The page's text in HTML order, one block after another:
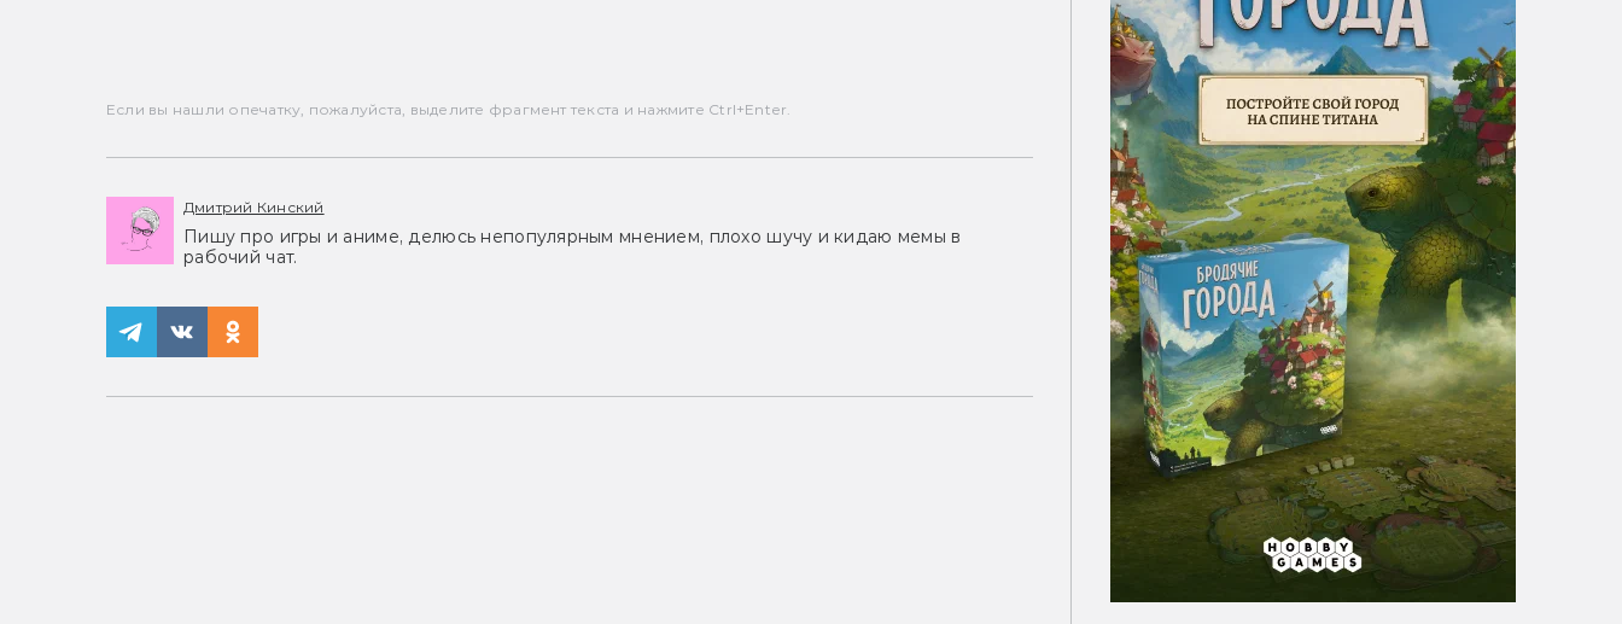
Если вы нашли опечатку, пожалуйста, выделите фрагмент текста и нажмите Ctrl+Enter.
Дмитрий Кинский
Пишу про игры и аниме, делюсь непопулярным мнением, плохо шучу и кидаю мемы в
рабочий чат.